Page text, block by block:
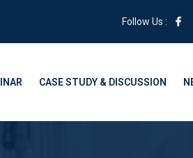
Follow Us :
CASE STUDY & DISCUSSION